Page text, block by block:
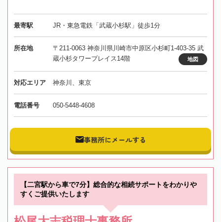
最寄駅 JR・東急電鉄「武蔵小杉駅」徒歩1分
所在地
〒211-0063 神奈川県川崎市中原区小杉町1-403-35 武
蔵小杉タワープレイス14階
地図
対応エリア 神奈川、東京
電話番号 050-5448-4608
事務所にメールする
【二宮駅から車で7分】総合的な相続サポートをわかりや
すくご提供いたします